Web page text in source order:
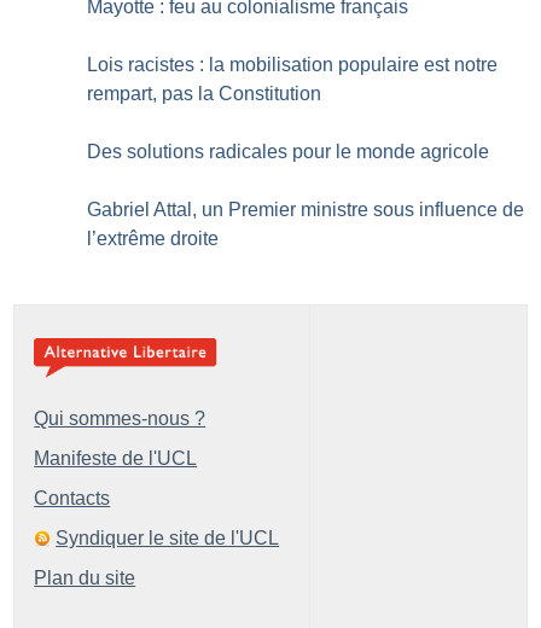
Mayotte : feu au colonialisme français
Lois racistes : la mobilisation populaire est notre
rempart, pas la Constitution
Des solutions radicales pour le monde agricole
Gabriel Attal, un Premier ministre sous influence de
l’extrême droite
Qui sommes-nous ?
Manifeste de l'UCL
Contacts
Syndiquer le site de l'UCL
Plan du site